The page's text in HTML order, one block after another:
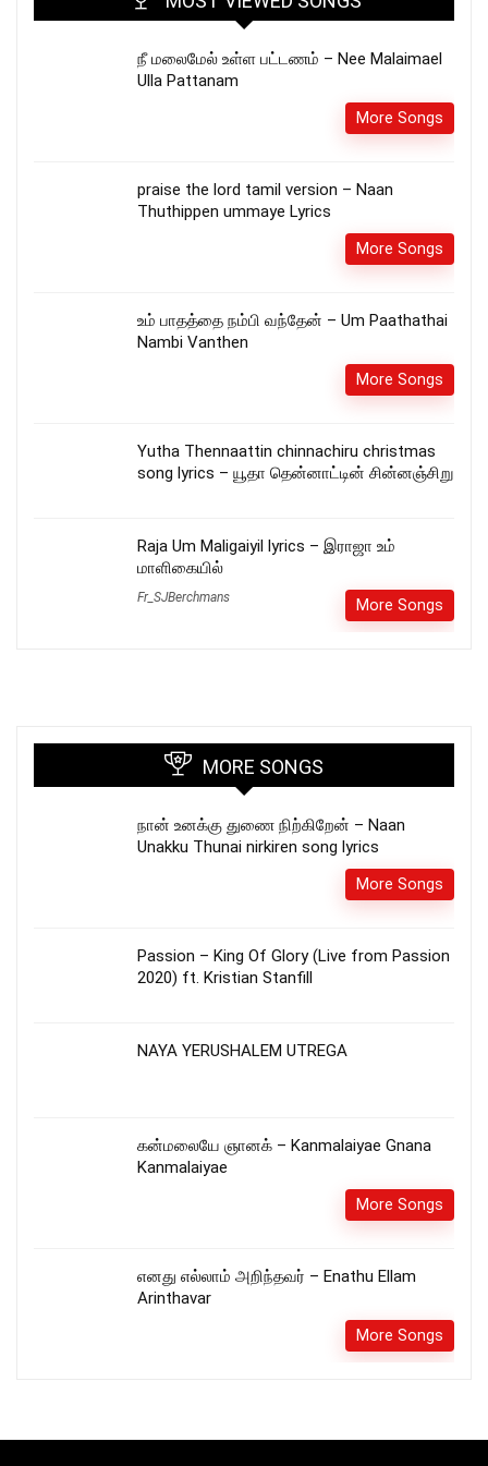
நீ மலைமேல் உள்ள பட்டணம் – Nee Malaimael
Ulla Pattanam
More Songs
praise the lord tamil version – Naan
Thuthippen ummaye Lyrics
More Songs
உம் பாதத்தை நம்பி வந்தேன் – Um Paathathai
Nambi Vanthen
More Songs
Yutha Thennaattin chinnachiru christmas
song lyrics – யூதா தென்னாட்டின் சின்னஞ்சிறு
Raja Um Maligaiyil lyrics – இராஜா உம்
மாளிகையில்
Fr_SJBerchmans More Songs
MORE SONGS
நான் உனக்கு துணை நிற்கிறேன் – Naan
Unakku Thunai nirkiren song lyrics
More Songs
Passion – King Of Glory (Live from Passion
2020) ft. Kristian Stanfill
NAYA YERUSHALEM UTREGA
கன்மலையே ஞானக் – Kanmalaiyae Gnana
Kanmalaiyae
More Songs
எனது எல்லாம் அறிந்தவர் – Enathu Ellam
Arinthavar
More Songs